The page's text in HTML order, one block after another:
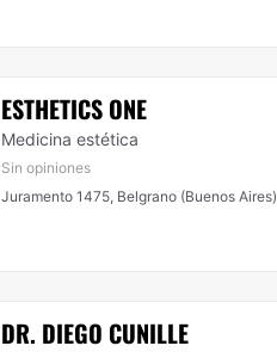
ESTHETICS ONE
Medicina estética
Sin opiniones
Juramento 1475, Belgrano (Buenos Aires)
DR. DIEGO CUNILLE